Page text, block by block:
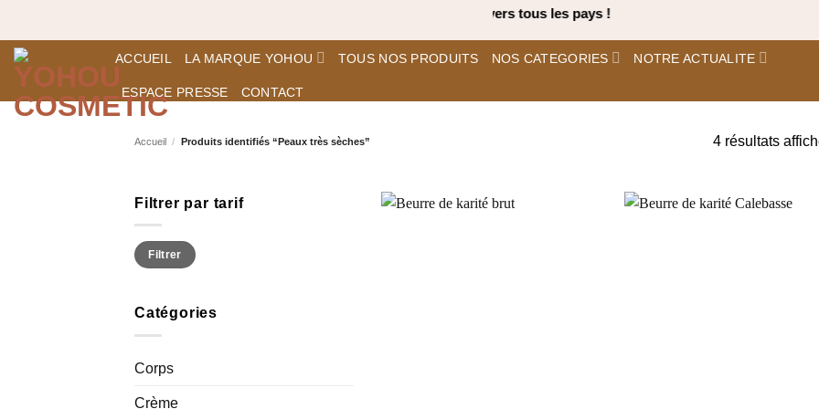
contenu
Expédition Rapide vers tous les pays !
ACCUEIL LA MARQUE YOHOU TOUS NOS PRODUITS NOS CATEGORIES NOTRE ACTUALITE
ESPACE PRESSE CONTACT
Accueil / Produits identifiés “Peaux très sèches” 4 résultats
Filtrer par tarif
Prix
min
Prix
maxFiltrer
Catégories
Corps
Crème